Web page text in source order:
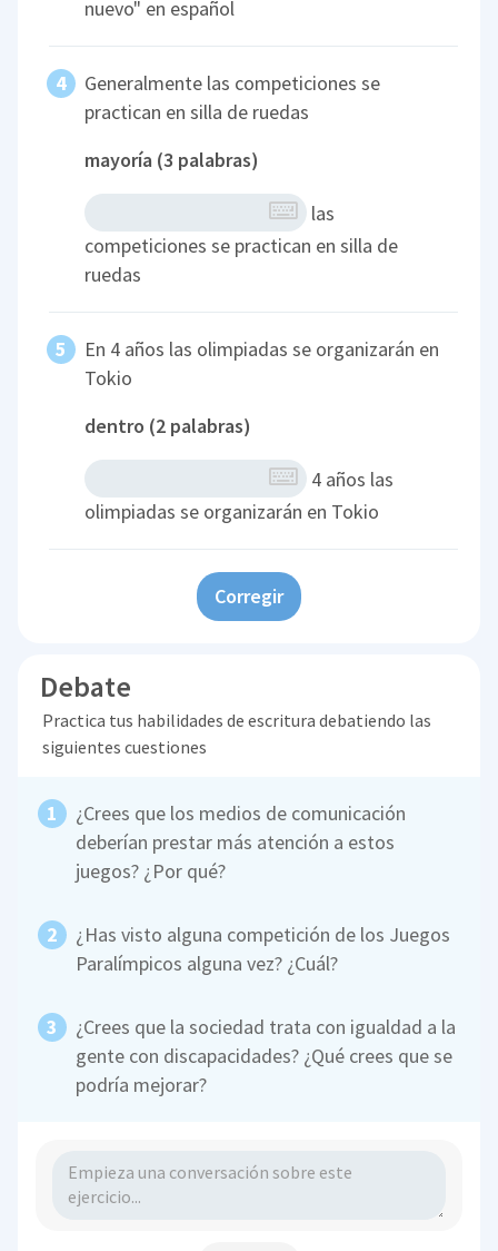
nuevo" en español
Generalmente las competiciones se
practican en silla de ruedas
mayoría (3 palabras)
las
competiciones se practican en silla de
ruedas
En 4 años las olimpiadas se organizarán en
Tokio
dentro (2 palabras)
4 años las
olimpiadas se organizarán en Tokio
Corregir
Debate
Practica tus habilidades de escritura debatiendo las
siguientes cuestiones
¿Crees que los medios de comunicación
deberían prestar más atención a estos
juegos? ¿Por qué?
¿Has visto alguna competición de los Juegos
Paralímpicos alguna vez? ¿Cuál?
¿Crees que la sociedad trata con igualdad a la
gente con discapacidades? ¿Qué crees que se
podría mejorar?